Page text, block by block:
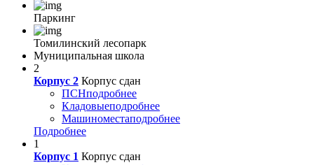
Паркинг
Томилинский лесопарк
Муниципальная школа
2
Корпус 2 Корпус сдан
ПСНподробнее
Кладовыеподробнее
Машиноместаподробнее
Подробнее
1
Корпус 1 Корпус сдан